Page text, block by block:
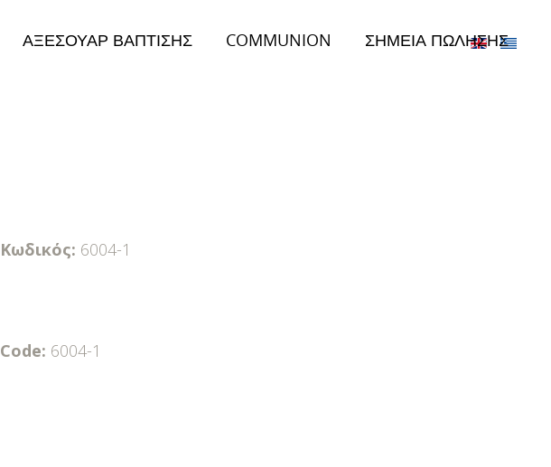
ΑΞΕΣΟΥΑΡ ΒΑΠΤΙΣΗΣ COMMUNION ΣΗΜΕΙΑ ΠΩΛΗΣΗΣ
Κωδικός: 6004-1
Code: 6004-1